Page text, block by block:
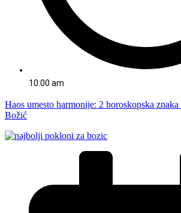
10:00 am
Haos umesto harmonije: 2 horoskopska
Božić